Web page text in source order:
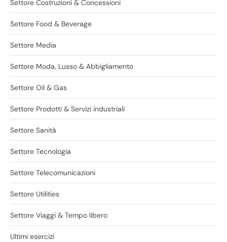
Settore Costruzioni & Concessioni
Settore Food & Beverage
Settore Media
Settore Moda, Lusso & Abbigliamento
Settore Oil & Gas
Settore Prodotti & Servizi industriali
Settore Sanità
Settore Tecnologia
Settore Telecomunicazioni
Settore Utilities
Settore Viaggi & Tempo libero
Ultimi esercizi